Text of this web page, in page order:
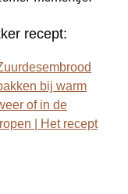
recept:
bij warm
of in de
| Het recept